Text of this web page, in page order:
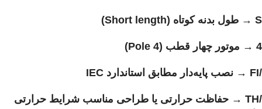
S → طول بدنه کوتاه (Short length)
4 → موتور چهار قطب (4 Pole)
/FI → نصب پایه‌دار مطابق استاندارد IEC
/TH → حفاظت حرارتی یا طراحی مناسب شرایط حرارتی